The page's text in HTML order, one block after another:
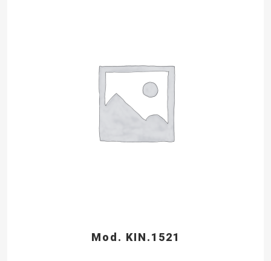
Mod. KIN.1521